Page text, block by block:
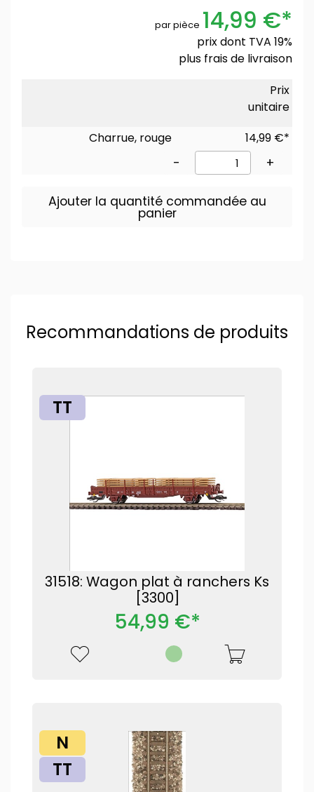
par pièce 14,99 €*
prix dont TVA 19%
plus frais de livraison
Prix
unitaire
Charrue, rouge
14,99 €*
- +
Ajouter la quantité commandée au
panier
Recommandations de produits
TT
31518: Wagon plat à ranchers Ks
[3300]
54,99 €*
N
TT